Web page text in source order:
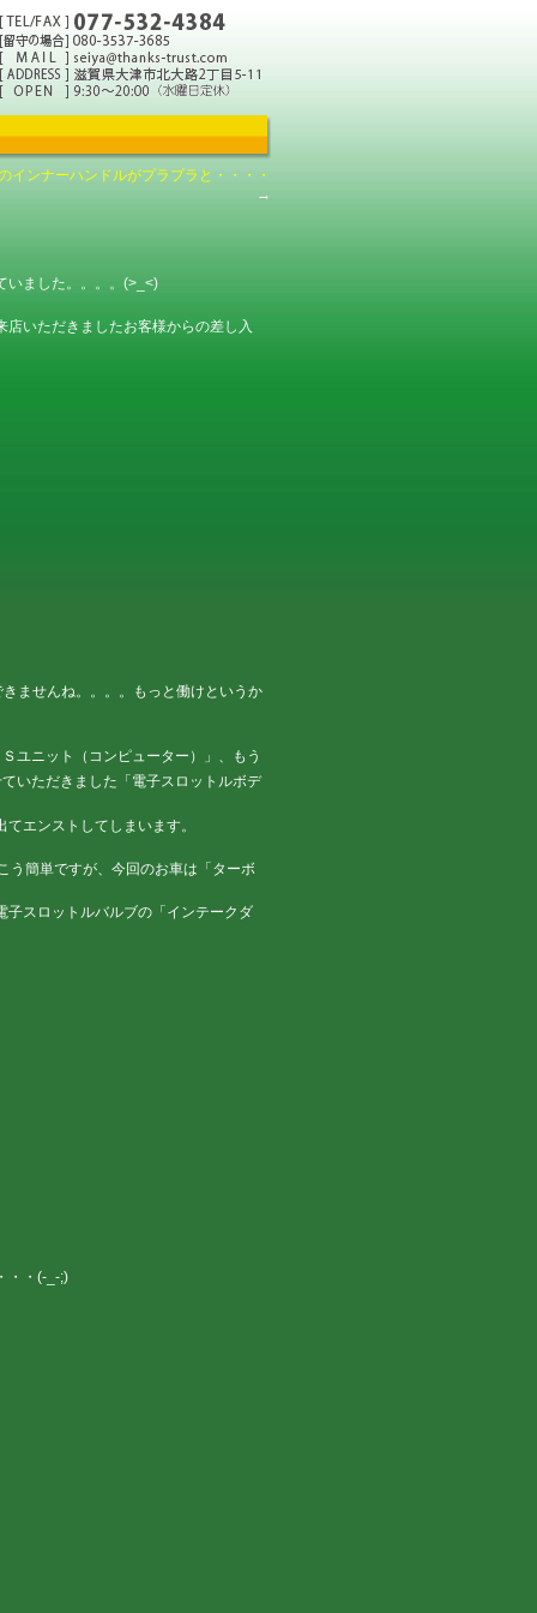
ンナーハンドルがプラプラと・・・・
→
いました。。。。(>_<)
いただきましたお客様からの差し入
せんね。。。。もっと働けというか
ユニット（コンピューター）」、もう
いただきました「電子スロットルボデ
エンストしてしまいます。
う簡単ですが、今回のお車は「ターボ
子スロットルバルブの「インテークダ
・・(-_-;)